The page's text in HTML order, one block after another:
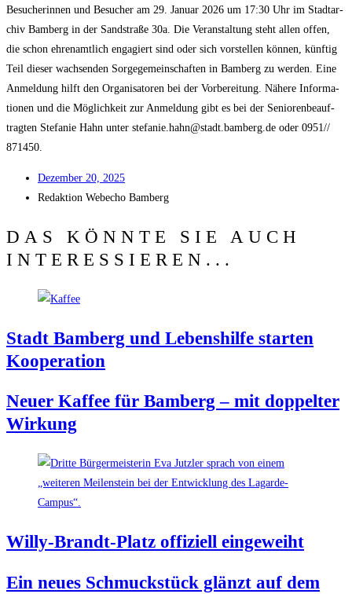
Besu­che­rin­nen und Besu­cher am 29. Janu­ar 2026 um 17:30 Uhr im Stadt­ar­
chiv Bam­berg in der Sand­stra­ße 30a. Die Ver­an­stal­tung steht allen offen,
die schon ehren­amt­lich enga­giert sind oder sich vor­stel­len kön­nen, künf­tig
Teil die­ser wach­sen­den Sor­ge­ge­mein­schaf­ten in Bam­berg zu wer­den. Eine
Anmel­dung hilft den Orga­ni­sa­to­ren bei der Vor­be­rei­tung. Nähe­re Infor­ma­
tio­nen und die Mög­lich­keit zur Anmel­dung gibt es bei der Senio­ren­be­auf­
trag­ten Ste­fa­nie Hahn unter stefanie.hahn@stadt.bamberg.de oder 0951/​/​
871450.
Dezem­ber 20, 2025
Redak­ti­on Web­echo Bamberg
DAS KÖNNTE SIE AUCH
INTERESSIEREN...
Stadt Bam­berg und Lebens­hil­fe star­ten
Kooperation
Neu­er Kaf­fee für Bam­berg – mit dop­pel­ter
Wirkung
Wil­ly-Brandt-Platz offi­zi­ell eingeweiht
Ein neu­es Schmuck­stück glänzt auf dem